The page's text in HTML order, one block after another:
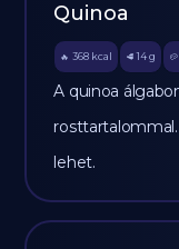
Quinoa
🔥 368 kcal 🥩 14 g 🥔
A quinoa
lehet.